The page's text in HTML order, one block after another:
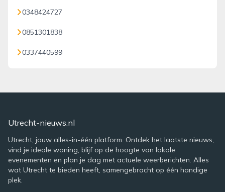
0348424727
0851301838
0337440599
Utrecht-nieuws.nl
Utrecht, jouw alles-in-één platform. Ontdek het laatste nieuws,
vind je ideale woning, blijf op de hoogte van lokale
evenementen en plan je dag met actuele weerberichten. Alles
wat Utrecht te bieden heeft, samengebracht op één handige
plek.